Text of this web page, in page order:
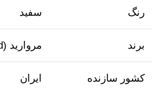
رنگ سفید
برند مروارید (Morvarid)
کشور سازنده ایران